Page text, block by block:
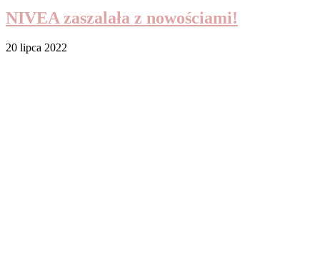
NIVEA zaszalała z nowościami!
20 lipca 2022